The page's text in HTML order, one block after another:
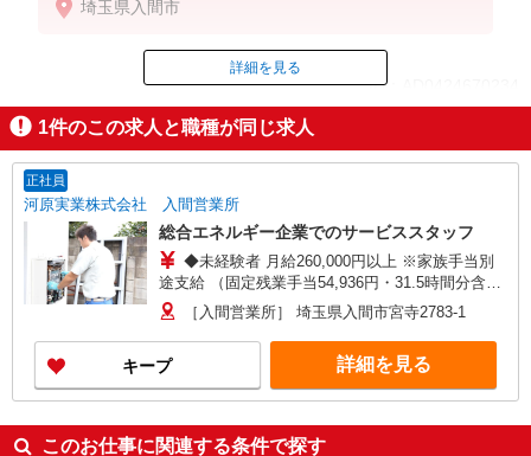
埼玉県入間市
ID：AD0424670234
掲載期間終了
詳細を見る
1件のこの求人と職種が同じ求人
正社員
河原実業株式会社 入間営業所
総合エネルギー企業でのサービススタッフ
◆未経験者 月給260,000円以上 ※家族手当別
途支給 （固定残業手当54,936円・31.5時間分含む
※超過分別途支給） ◆有資格者（ガス設備士・第
二種販売・保安業務員） 月給280,000円以上 ※家
族手当別途支給 （固定残業手当59,157円・31.5時
間分含む※超過分別途支給） ※別途器具販売等の
インセンティブ有 ★昇給年1回・賞与年2回
［入間営業所］ 埼玉県入間市宮寺2783-1
キープ 詳細を見る
このお仕事に関連する条件で探す